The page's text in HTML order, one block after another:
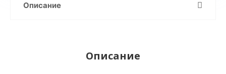
Описание
Описание